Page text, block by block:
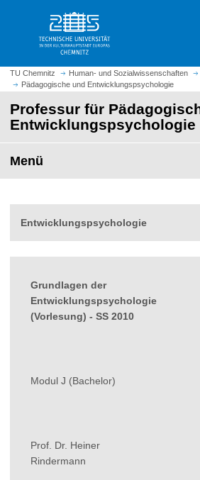
a
t
s
i
t
a
u
u
f
e
TU Chemnitz Human- und Sozialwissenschaften
Pädagogische und Entwicklungspsychologie
Professur für
Entwicklungspsychologie
Menü
Entwicklungspsychologie
Grundlagen der
Entwicklungspsychologie
(Vorlesung) - SS 2010
Modul J (Bachelor)
Prof. Dr. Heiner
Rindermann